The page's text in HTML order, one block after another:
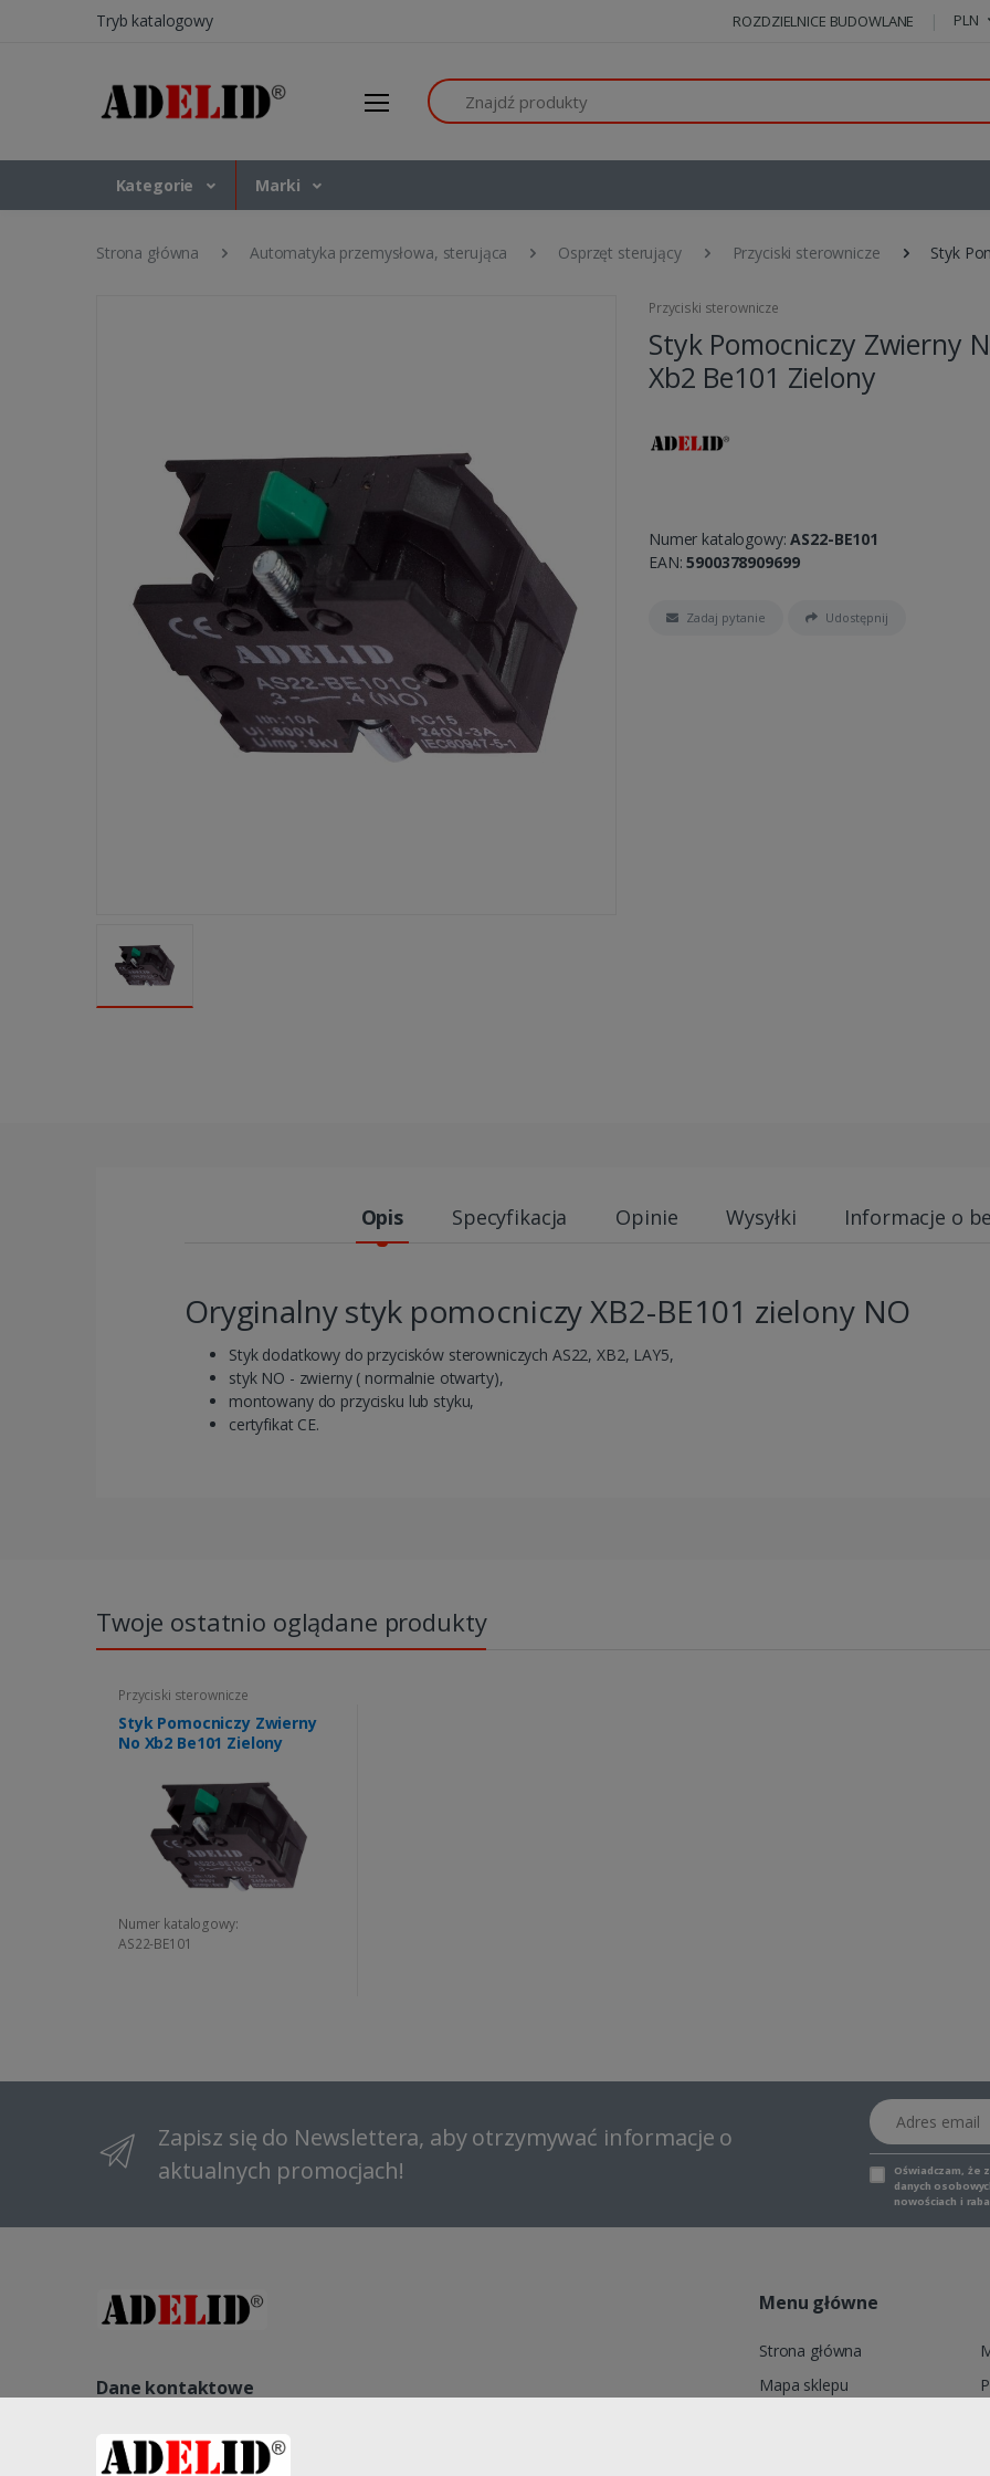
Tryb katalogowy ROZDZIELNICE BUDOWLANE PLN
Szukaj
Kategorie Marki
Strona główna Automatyka przemysłowa, sterująca Osprzęt sterujący Przyciski sterownicze Styk
Przyciski sterownicze
Styk Pomocniczy Zwierny
Xb2 Be101 Zielony
Numer katalogowy:AS22-BE101
EAN:5900378909699
Zadaj pytanie Udostępnij
Opis Specyfikacja Opinie Wysyłki Informacje o
Oryginalny styk pomocniczy XB2-BE101 zielony NO
Styk dodatkowy do przycisków sterowniczych AS22, XB2, LAY5,
styk NO - zwierny ( normalnie otwarty),
montowany do przycisku lub styku,
certyfikat CE.
Twoje ostatnio oglądane produkty
Przyciski sterownicze
Styk Pomocniczy Zwierny
No Xb2 Be101 Zielony
Numer katalogowy:
AS22-BE101
Zapisz się do Newslettera, aby otrzymywać informacje o
aktualnych promocjach!
Adres email
Oświadczam, że
danych
nowościach i
Dane kontaktowe
Kopernika 27, 58-260 Bielawa, Polska
Menu główne
Strona główna
Mapa sklepu